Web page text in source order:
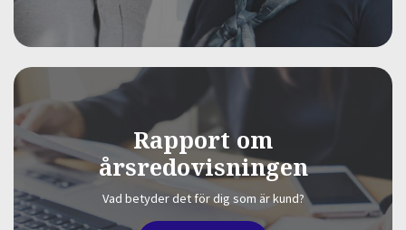
Rapport om
årsredovisningen
Vad betyder det för dig som är kund?